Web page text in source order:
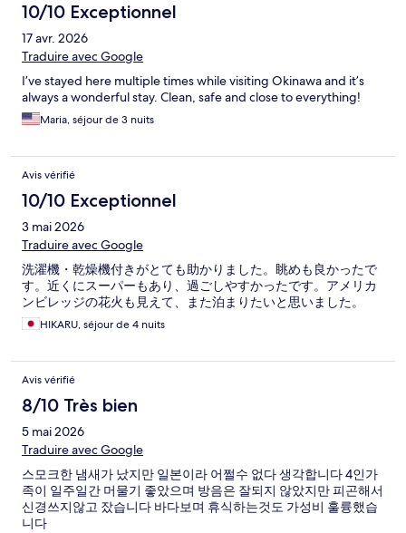
10/10 Exceptionnel
17 avr. 2026
Traduire avec Google
I’ve stayed here multiple times while visiting Okinawa and it’s
always a wonderful stay. Clean, safe and close to everything!
Maria, séjour de 3 nuits
Avis vérifié
10/10 Exceptionnel
3 mai 2026
Traduire avec Google
洗濯機・乾燥機付きがとても助かりました。眺めも良かったで
す。近くにスーパーもあり、過ごしやすかったです。アメリカ
ンビレッジの花火も見えて、また泊まりたいと思いました。
HIKARU, séjour de 4 nuits
Avis vérifié
8/10 Très bien
5 mai 2026
Traduire avec Google
스모크한 냄새가 났지만 일본이라 어쩔수 없다 생각합니다 4인가
족이 일주일간 머물기 좋았으며 방음은 잘되지 않았지만 피곤해서
신경쓰지않고 잤습니다 바다보며 휴식하는것도 가성비 훌륭했습
니다